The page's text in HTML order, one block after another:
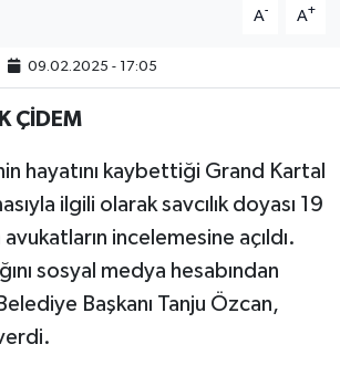
A- A+
09.02.2025 - 17:05
ÇİDEM
hayatını kaybettiği Grand Kartal
ilgili olarak savcılık doyası 19
incelemesine açıldı.
sosyal medya hesabından
Başkanı Tanju Özcan,